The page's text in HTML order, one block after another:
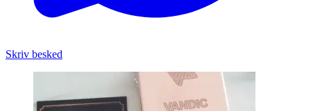
Skriv besked